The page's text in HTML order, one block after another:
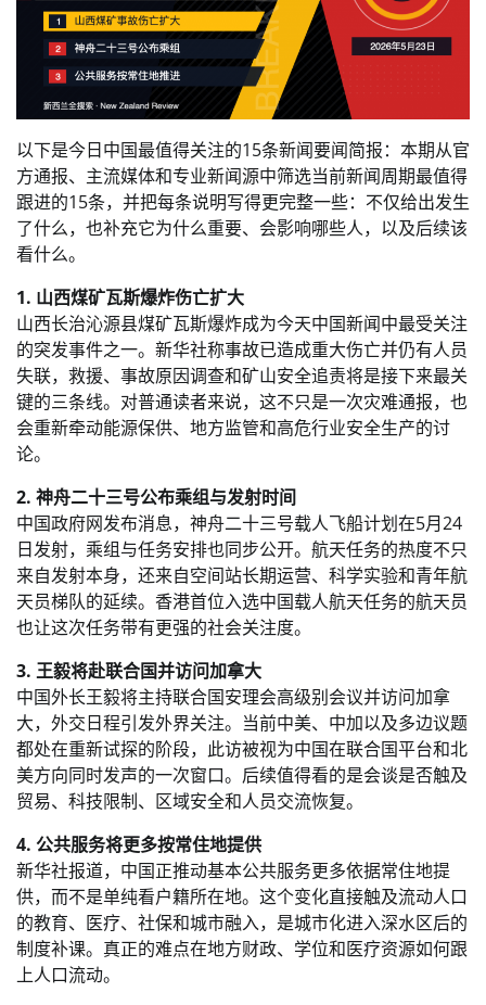
以下是今日中国最值得关注的15条新闻要闻简报：本期从官
方通报、主流媒体和专业新闻源中筛选当前新闻周期最值得
跟进的15条，并把每条说明写得更完整一些：不仅给出发生
了什么，也补充它为什么重要、会影响哪些人，以及后续该
看什么。
1. 山西煤矿瓦斯爆炸伤亡扩大
山西长治沁源县煤矿瓦斯爆炸成为今天中国新闻中最受关注
的突发事件之一。新华社称事故已造成重大伤亡并仍有人员
失联，救援、事故原因调查和矿山安全追责将是接下来最关
键的三条线。对普通读者来说，这不只是一次灾难通报，也
会重新牵动能源保供、地方监管和高危行业安全生产的讨
论。
2. 神舟二十三号公布乘组与发射时间
中国政府网发布消息，神舟二十三号载人飞船计划在5月24
日发射，乘组与任务安排也同步公开。航天任务的热度不只
来自发射本身，还来自空间站长期运营、科学实验和青年航
天员梯队的延续。香港首位入选中国载人航天任务的航天员
也让这次任务带有更强的社会关注度。
3. 王毅将赴联合国并访问加拿大
中国外长王毅将主持联合国安理会高级别会议并访问加拿
大，外交日程引发外界关注。当前中美、中加以及多边议题
都处在重新试探的阶段，此访被视为中国在联合国平台和北
美方向同时发声的一次窗口。后续值得看的是会谈是否触及
贸易、科技限制、区域安全和人员交流恢复。
4. 公共服务将更多按常住地提供
新华社报道，中国正推动基本公共服务更多依据常住地提
供，而不是单纯看户籍所在地。这个变化直接触及流动人口
的教育、医疗、社保和城市融入，是城市化进入深水区后的
制度补课。真正的难点在地方财政、学位和医疗资源如何跟
上人口流动。